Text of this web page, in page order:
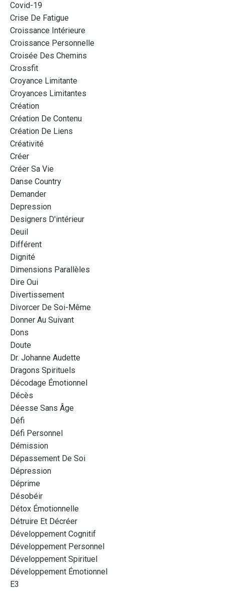
Covid-19
Crise De Fatigue
Croissance Intérieure
Croissance Personnelle
Croisée Des Chemins
Crossfit
Croyance Limitante
Croyances Limitantes
Création
Création De Contenu
Création De Liens
Créativité
Créer
Créer Sa Vie
Danse Country
Demander
Depression
Designers D'intérieur
Deuil
Différent
Dignité
Dimensions Parallèles
Dire Oui
Divertissement
Divorcer De Soi-Même
Donner Au Suivant
Dons
Doute
Dr. Johanne Audette
Dragons Spirituels
Décodage Émotionnel
Décès
Déesse Sans Âge
Défi
Défi Personnel
Démission
Dépassement De Soi
Dépression
Déprime
Désobéir
Détox Émotionnelle
Détruire Et Décréer
Développement Cognitif
Développement Personnel
Développement Spirituel
Développement Émotionnel
E3